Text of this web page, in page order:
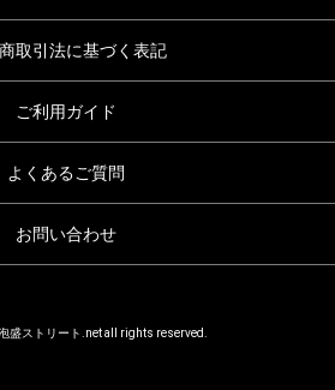
取引法に基づく表記
ご利用ガイド
よくあるご質問
お問い合わせ
盛ストリート.net all rights reserved.